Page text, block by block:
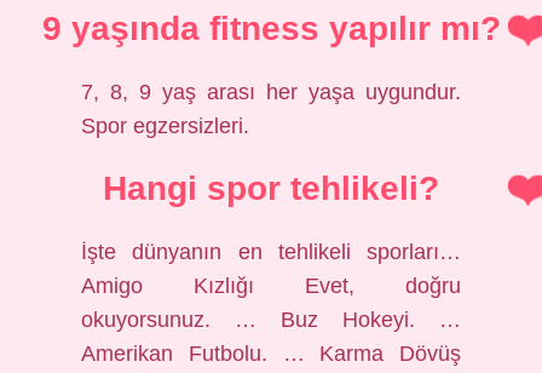
9 yaşında fitness yapılır mı?
7, 8, 9 yaş arası her yaşa uygundur.
Spor egzersizleri.
Hangi spor tehlikeli?
İşte dünyanın en tehlikeli sporları…
Amigo Kızlığı Evet, doğru
okuyorsunuz. … Buz Hokeyi. …
Amerikan Futbolu. … Karma Dövüş